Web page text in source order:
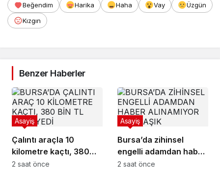
Beğendim Harika Haha Vay
Üzgün
Kızgın
Benzer Haberler
Çalıntı araçla 10
kilometre kaçtı, 380
bin TL ceza yedi
Asayiş
2 saat önce
Bursa’da zihinsel
engelli adamdan haber
alınamıyor
Asayiş
2 saat önce